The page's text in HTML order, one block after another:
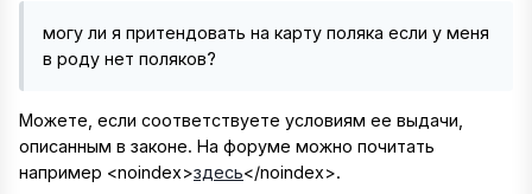
могу ли я притендовать на карту поляка если у меня
в роду нет поляков?
Можете, если соответствуете условиям ее выдачи,
описанным в законе. На форуме можно почитать
например <noindex>здесь</noindex>.